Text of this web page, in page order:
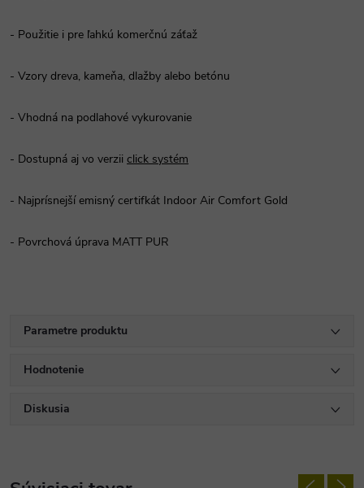
- Použitie i pre ľahkú komerčnú záťaž
- Vzory dreva, kameňa, dlažby alebo betónu
- Vhodná na podlahové vykurovanie
- Dostupná aj vo verzii click systém
- Najprísnejší emisný certifkát Indoor Air Comfort Gold
- Povrchová úprava MATT PUR
Parametre produktu
Hodnotenie
Diskusia